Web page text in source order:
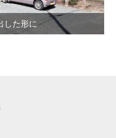
した形に